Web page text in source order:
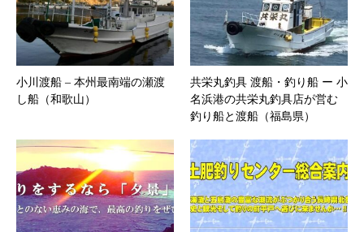
小川渡船 – 本州最南端の瀬渡
し船（和歌山）
共栄丸釣具 渡船・釣り船 ー 小
名浜港の共栄丸釣具店が営む
釣り船と渡船（福島県）